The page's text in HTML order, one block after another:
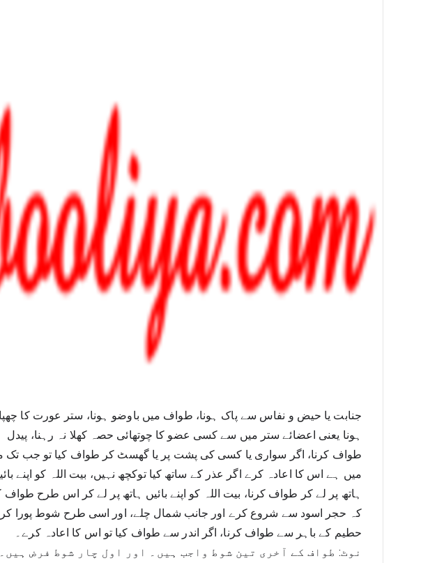
حطیم کے باہر سے طواف کرنا، اگر اندر سے طواف کیا تو اس کا اعادہ کرے۔
نوٹ: طواف کے آخری تین شوط واجب ہیں۔ اور اول چار شوط فرض ہیں۔